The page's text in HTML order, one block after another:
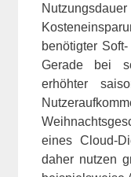
benötigter
Gerade bei
erhöhter
eines Cloud-
daher nutzen